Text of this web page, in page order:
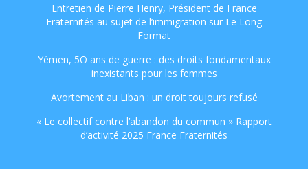
Entretien de Pierre Henry, Président de France
Fraternités au sujet de l’immigration sur Le Long
Format
Yémen, 5O ans de guerre : des droits fondamentaux
inexistants pour les femmes
Avortement au Liban : un droit toujours refusé
« Le collectif contre l’abandon du commun » Rapport
d’activité 2025 France Fraternités